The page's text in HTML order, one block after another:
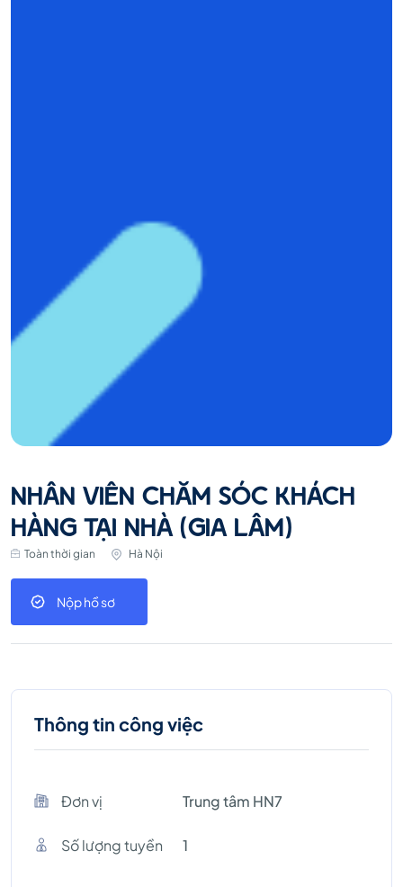
NHÂN VIÊN CHĂM SÓC KHÁCH
HÀNG TẠI NHÀ (GIA LÂM)
Toàn thời gian Hà Nội
Nộp hồ sơ
Thông tin công việc
Đơn vị Trung tâm HN7
Số lượng tuyền 1